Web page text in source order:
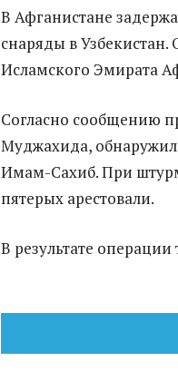
В Афганистане
снаряды в Узбекистан.
Исламского Эмирата
Согласно сообщению
Муджахида,
Имам-Сахиб. При
пятерых арестовали.
В результате